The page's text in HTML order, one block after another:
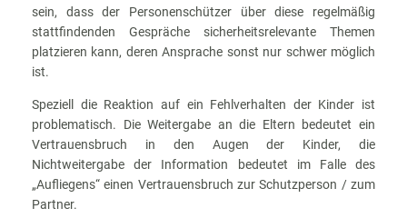
sein, dass der Personenschützer über diese regelmäßig
stattfindenden Gespräche sicherheitsrelevante Themen
platzieren kann, deren Ansprache sonst nur schwer möglich
ist.
Speziell die Reaktion auf ein Fehlverhalten der Kinder ist
problematisch. Die Weitergabe an die Eltern bedeutet ein
Vertrauensbruch in den Augen der Kinder, die
Nichtweitergabe der Information bedeutet im Falle des
„Aufliegens“ einen Vertrauensbruch zur Schutzperson / zum
Partner.